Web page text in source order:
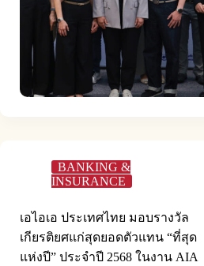
BANKING &
INSURANCE
เอไอเอ ประเทศไทย มอบรางวัล
เกียรติยศแก่สุดยอดตัวแทน “ที่สุด
แห่งปี” ประจำปี 2568 ในงาน AIA